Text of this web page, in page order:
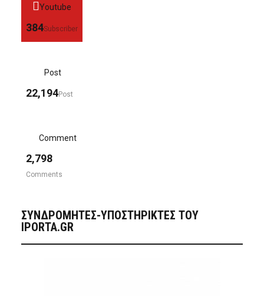
Youtube
384Subscriber
Post
22,194Post
Comment
2,798
Comments
ΣΥΝΔΡΟΜΗΤΈΣ-ΥΠΟΣΤΗΡΙΚΤΈΣ ΤΟΥ
IPORTA.GR